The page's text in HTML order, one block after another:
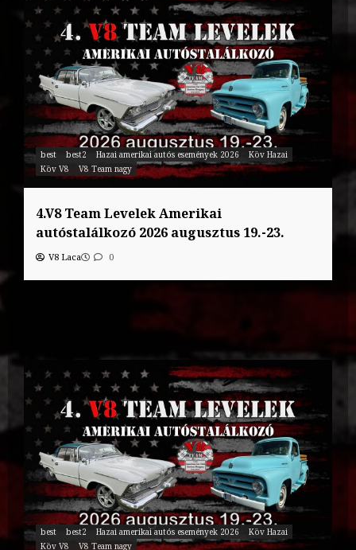
best best2 Hazai amerikai autós események 2026
Köv Hazai
Köv V8
V8 Team nagy
4.V8 Team Levelek Amerikai
autóstalálkozó 2026 augusztus 19.-23.
V8 Laca 0
best best2 Hazai amerikai autós események 2026
Köv Hazai
Köv V8
V8 Team nagy